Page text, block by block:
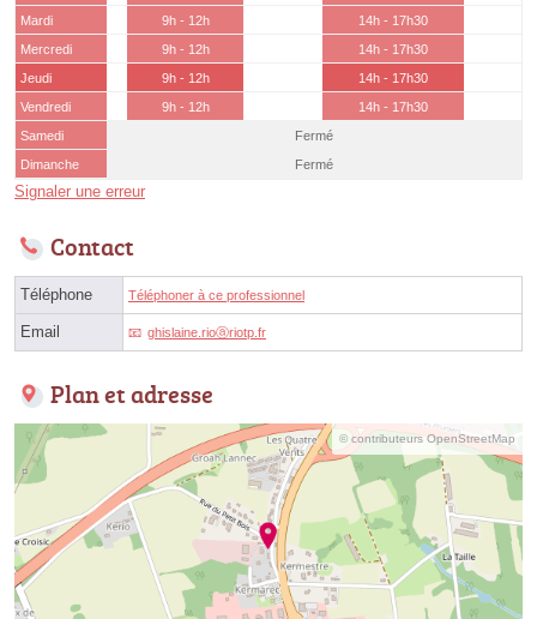
Mardi
9h - 12h
14h - 17h30
Mercredi
9h - 12h
14h - 17h30
Jeudi
9h - 12h
14h - 17h30
Vendredi
9h - 12h
14h - 17h30
Samedi
Fermé
Dimanche
Fermé
Signaler une erreur
Contact
Téléphone Téléphoner à ce professionnel
Email ghislaine.rioⓐriotp.fr
Plan et adresse
© contributeurs OpenStreetMap